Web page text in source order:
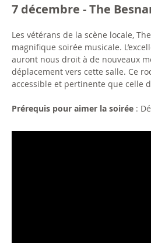
7 décembre - The
Les vétérans de la scène locale,
magnifique soirée musicale.
auront nous droit à de nouveaux
déplacement vers cette salle. Ce
accessible et pertinente que celle
Prérequis pour aimer la soirée :